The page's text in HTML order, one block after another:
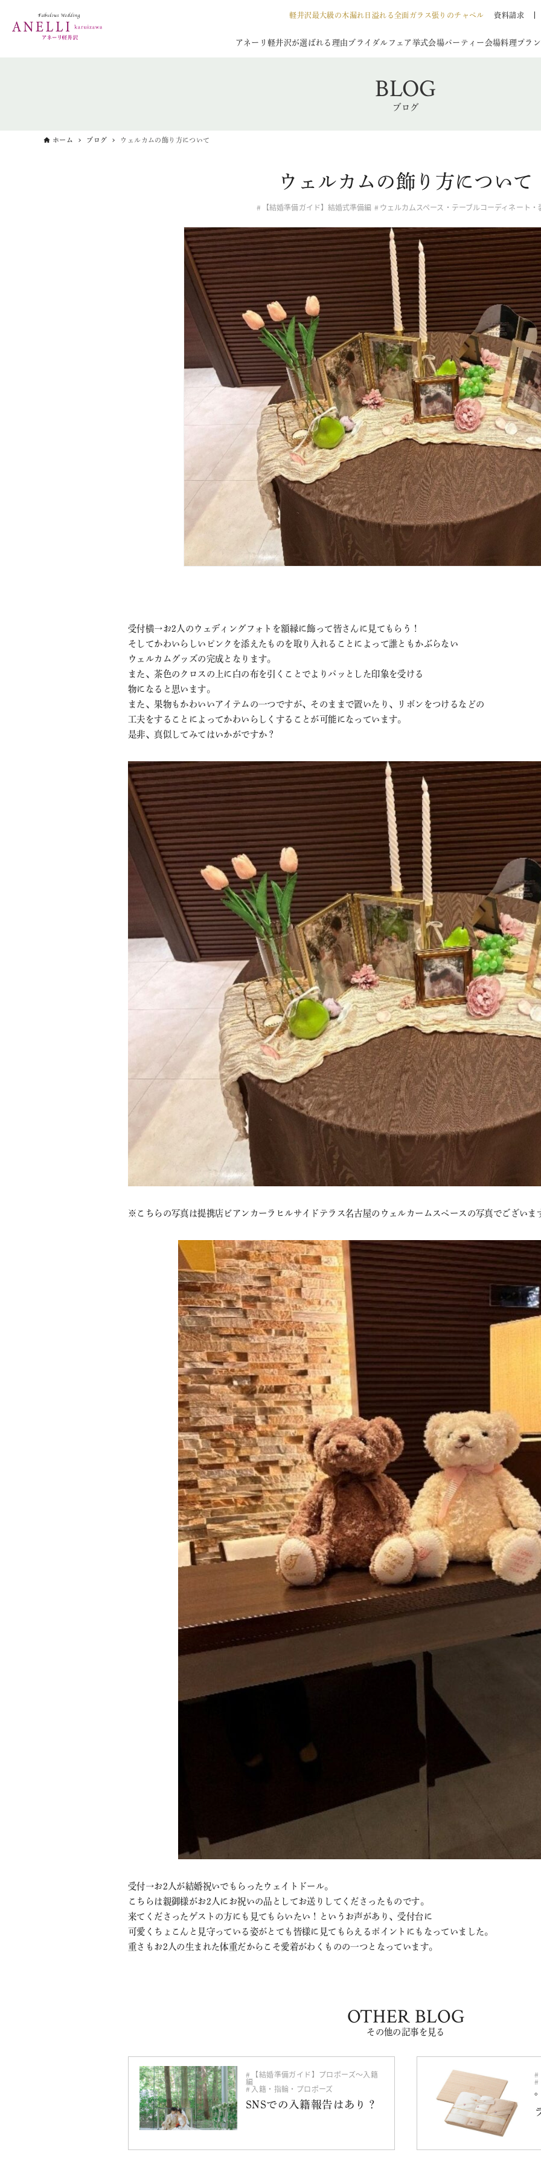
軽井沢最大級の木漏れ日溢れる全面ガラス張りのチャペル 資料請求
アネーリ軽井沢が選ばれる理由 ブライダルフェア挙式会場パーティー会場料理 プラン
BLOG
ブログ
ホーム ブログ ウェルカムの飾り方について
ウェルカムの飾り方について
【結婚準備ガイド】結婚式準備編 ウェルカムスペース・テーブルコーディネート・
受付横→お2人のウェディングフォトを額縁に飾って皆さんに見てもらう！
そしてかわいらしいピンクを添えたものを取り入れることによって誰ともかぶらない
ウェルカムグッズの完成となります。
また、茶色のクロスの上に白の布を引くことでよりパッとした印象を受ける
物になると思います。
また、果物もかわいいアイテムの一つですが、そのままで置いたり、リボンをつけるなどの
工夫をすることによってかわいらしくすることが可能になっています。
是非、真似してみてはいかがですか？
※こちらの写真は提携店ビアンカーラヒルサイドテラス名古屋のウェルカームスペースの写真でございま
受付→お2人が結婚祝いでもらったウェイトドール。
こちらは親御様がお2人にお祝いの品としてお送りしてくださったものです。
来てくださったゲストの方にも見てもらいたい！というお声があり、受付台に
可愛くちょこんと見守っている姿がとても皆様に見てもらえるポイントにもなっていました。
重さもお2人の生まれた体重だからこそ愛着がわくものの一つとなっています。
OTHER BLOG
その他の記事を見る
【結婚準備ガイド】プロポーズ〜入籍
編
入籍・指輪・プロポーズ
SNSでの入籍報告はあり？